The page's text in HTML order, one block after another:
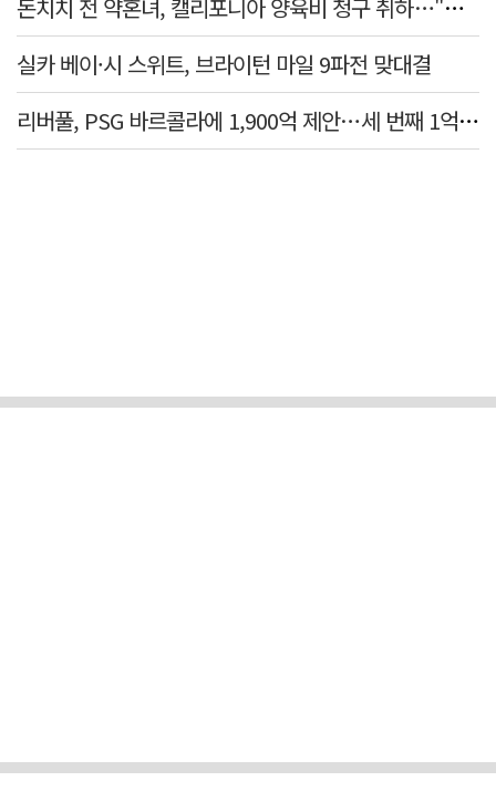
돈치치 전 약혼녀, 캘리포니아 양육비 청구 취하…"합의로 해결"
실카 베이·시 스위트, 브라이턴 마일 9파전 맞대결
리버풀, PSG 바르콜라에 1,900억 제안…세 번째 1억 파운드 영입 추진